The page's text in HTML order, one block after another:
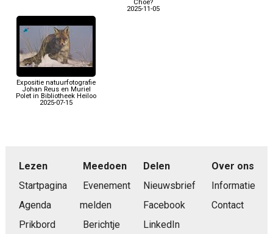
Choe?
2025-11-05
Expositie natuurfotografie
Johan Reus en Muriel
Polet in Bibliotheek Heiloo
2025-07-15
Lezen
Startpagina
Agenda
Prikbord
Meedoen
Evenement
melden
Berichtje
Delen
Nieuwsbrief
Facebook
LinkedIn
Over ons
Informatie
Contact